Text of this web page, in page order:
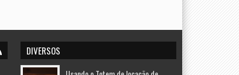
DIVERSOS